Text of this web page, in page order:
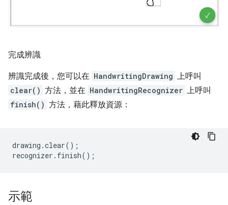
完成辨識
辨識完成後，您可以在 HandwritingDrawing 上呼叫
clear() 方法，並在 HandwritingRecognizer 上呼叫
finish() 方法，藉此釋放資源：
drawing .clear();
recognizer . finish();
示範